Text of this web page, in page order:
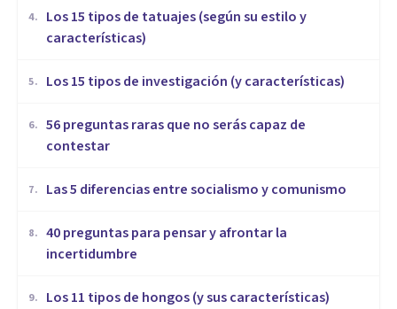
4.
Los 15 tipos de tatuajes (según su estilo y
características)
5. Los 15 tipos de investigación (y características)
6. 56 preguntas raras que no serás capaz de
contestar
7. Las 5 diferencias entre socialismo y comunismo
8. 40 preguntas para pensar y afrontar la
incertidumbre
9. Los 11 tipos de hongos (y sus características)